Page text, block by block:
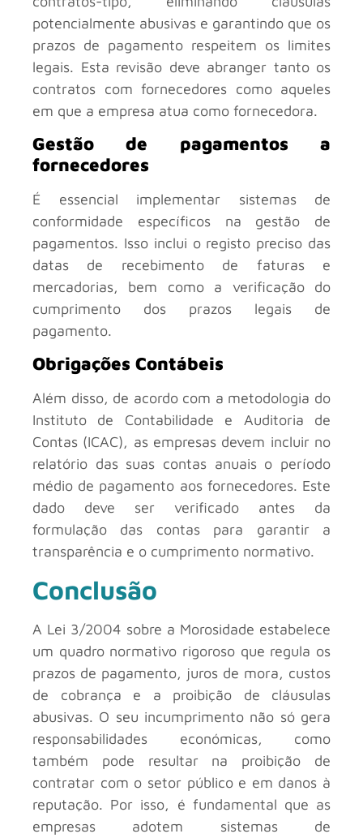
potencialmente abusivas e garantindo que os
prazos de pagamento respeitem os limites
legais. Esta revisão deve abranger tanto os
contratos com fornecedores como aqueles
em que a empresa atua como fornecedora.
Gestão de pagamentos a
fornecedores
É essencial implementar sistemas de
conformidade específicos na gestão de
pagamentos. Isso inclui o registo preciso das
datas de recebimento de faturas e
mercadorias, bem como a verificação do
cumprimento dos prazos legais de
pagamento.
Obrigações Contábeis
Além disso, de acordo com a metodologia do
Instituto de Contabilidade e Auditoria de
Contas (ICAC), as empresas devem incluir no
relatório das suas contas anuais o período
médio de pagamento aos fornecedores. Este
dado deve ser verificado antes da
formulação das contas para garantir a
transparência e o cumprimento normativo.
Conclusão
A Lei 3/2004 sobre a Morosidade estabelece
um quadro normativo rigoroso que regula os
prazos de pagamento, juros de mora, custos
de cobrança e a proibição de cláusulas
abusivas. O seu incumprimento não só gera
responsabilidades económicas, como
também pode resultar na proibição de
contratar com o setor público e em danos à
reputação. Por isso, é fundamental que as
empresas adotem sistemas de